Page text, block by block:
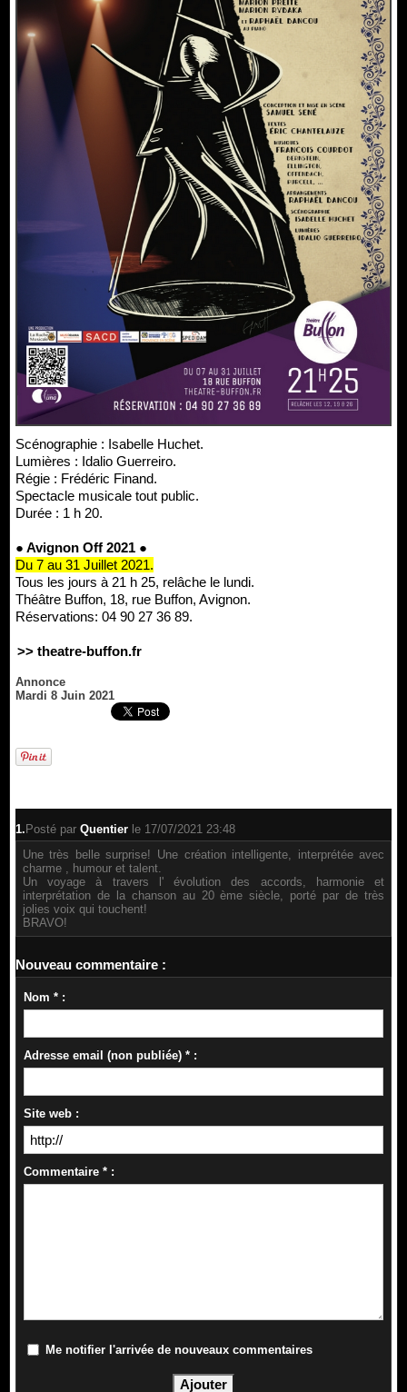
Scénographie : Isabelle Huchet.
Lumières : Idalio Guerreiro.
Régie : Frédéric Finand.
Spectacle musicale tout public.
Durée : 1 h 20.
● Avignon Off 2021 ●
Du 7 au 31 Juillet 2021.
Tous les jours à 21 h 25, relâche le lundi.
Théâtre Buffon, 18, rue Buffon, Avignon.
Réservations: 04 90 27 36 89.
>> theatre-buffon.fr
Annonce
Mardi 8 Juin 2021
1. Posté par Quentier le 17/07/2021 23:48
Une très belle surprise! Une création intelligente, interprétée avec
charme , humour et talent.
Un voyage à travers l' évolution des accords, harmonie et
interprétation de la chanson au 20 ème siècle, porté par de très
jolies voix qui touchent!
BRAVO!
Nouveau commentaire :
Nom * :
Adresse email (non publiée) * :
Site web :
Commentaire * :
Me notifier l'arrivée de nouveaux commentaires